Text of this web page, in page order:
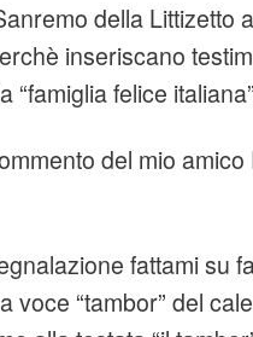
della Littizetto
inseriscano
“famiglia felice
del mio
fattami su
voce “tambor” del